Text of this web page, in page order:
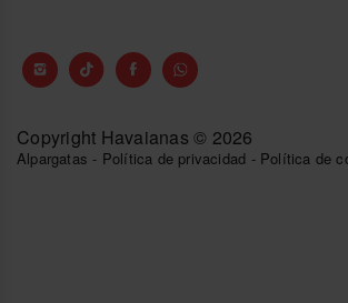
Copyright Havaianas © 2026
Alpargatas - Política de privacidad - Política de